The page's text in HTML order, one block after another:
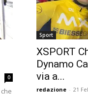
0
Sport
XSPORT
Dynamo
via a...
redazione - 21